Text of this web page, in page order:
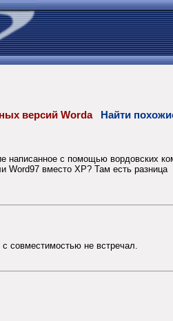
версий Worda Найти
написанное с помощью вордовских
Word97 вместо ХР? Там есть разница
совместимостью не встречал.